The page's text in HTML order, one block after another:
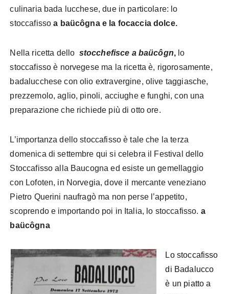
culinaria bada lucchese, due in particolare: lo
stoccafissoa baücôgna e la focaccia dolce.
Nella ricetta dello stocchefisce a baücôgn, lo
stoccafisso è norvegese ma la ricetta è, rigorosamente,
badalucchese con olio extravergine, olive taggiasche,
prezzemolo, aglio, pinoli, acciughe e funghi, con una
preparazione che richiede più di otto ore.
L’importanza dello stoccafisso è tale che la terza
domenica di settembre qui si celebra il Festival dello
Stoccafisso alla Baucogna ed esiste un gemellaggio
con Lofoten, in Norvegia, dove il mercante veneziano
Pietro Querini naufragò ma non perse l’appetito,
scoprendo e importando poi in Italia, lo stoccafisso. a
baücôgna
Lo stoccafisso
di Badalucco
è un piatto a